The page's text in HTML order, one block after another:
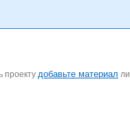
проекту добавьте материал